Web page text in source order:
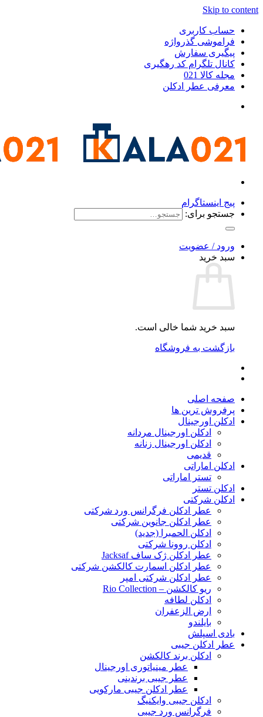
Skip to content
حساب کاربری
فراموشی گذرواژه
پیگیری سفارش
کانال تلگرام کد رهگیری
مجله کالا 021
معرفی عطر ادکلن
پیج اینستاگرام
جستجو برای:
ورود / عضویت
سبد خرید
سبد خرید شما خالی است.
بازگشت به فروشگاه
صفحه اصلی
پرفروش ترین ها
ادکلن اورجینال
ادکلن اورجینال مردانه
ادکلن اورجینال زنانه
قدیمی
ادکلن اماراتی
تستر اماراتی
ادکلن تستر
ادکلن شرکتی
عطر ادکلن فرگرانس ورد شرکتی
عطر ادکلن جانوین شرکتی
ادکلن الحمبرا (جدید)
ادکلن روونا شرکتی
عطر ادکلن ژک‌ ساف Jacksaf
عطر ادکلن اسمارت کالکشن شرکتی
عطر ادکلن شرکتی امپر
ریو کالکشن – Rio Collection
ادکلن لطافه
ارض الزعفران
بایلندو
بادی اسپلش
عطر ادکلن جیبی
ادکلن برند کالکشن
عطر مینیاتوری اورجینال
عطر جیبی برندینی
عطر ادکلن جیبی مارکویی
ادکلن جیبی وایکنیگ
فرگرانس ورد جیبی